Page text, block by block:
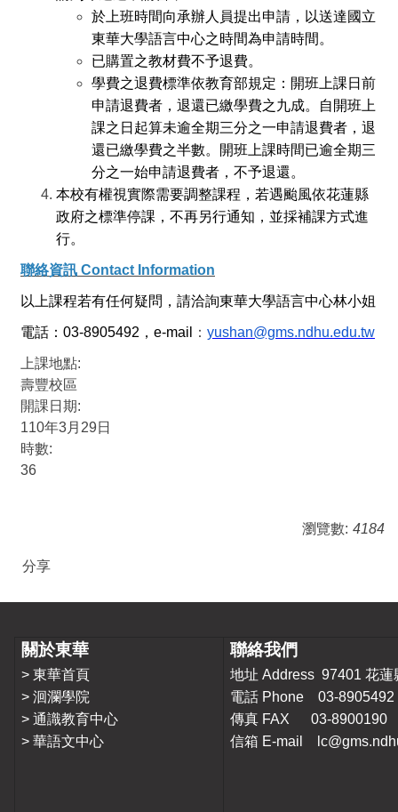
於上班時間向承辦人員提出申請，以送達國立
東華大學語言中心之時間為申請時間。
已購置之教材費不予退費。
學費之退費標準依教育部規定：開班上課日前
申請退費者，退還已繳學費之九成。自開班上
課之日起算未逾全期三分之一申請退費者，退
還已繳學費之半數。開班上課時間已逾全期三
分之一始申請退費者，不予退還。
本校有權視實際需要調整課程，若遇颱風依花蓮縣
政府之標準停課，不再另行通知，並採補課方式進
行。
聯絡資訊 Contact Information
以上課程若有任何疑問，請洽詢東華大學語言中心林小姐
電話：03-8905492，e-mail ： yushan@gms.ndhu.edu.tw
上課地點:
壽豐校區
開課日期:
110年3月29日
時數:
36
瀏覽數: 4184
分享
關於東華
> 東華首頁
> 洄瀾學院
> 通識教育中心
> 華語文中心
聯絡我們
地址 Address 97401 花蓮
電話 Phone 03-8905492
傳真 FAX 03-8900190
信箱 E-mail